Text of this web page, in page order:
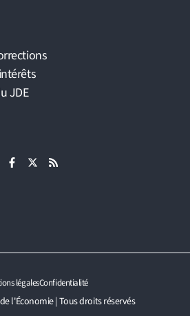
JDE
l'Économie | Tous droits réservés
légalesConfidentialité